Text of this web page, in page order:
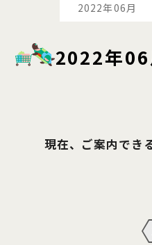
2022年06月
2022年06
現在、ご案内でき